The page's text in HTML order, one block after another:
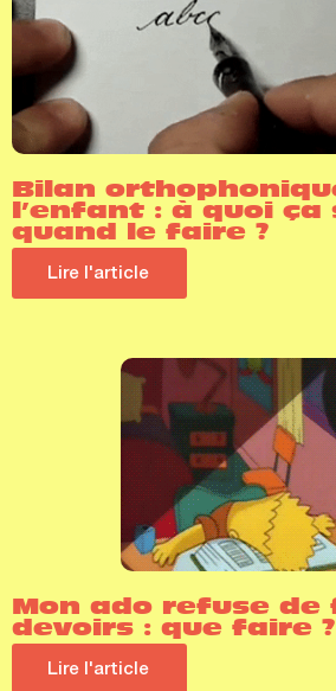
Bilan
l’enfant : à quoi
quand le faire ?
Lire l'article
Mon ado refuse de
devoirs : que faire ?
Lire l'article